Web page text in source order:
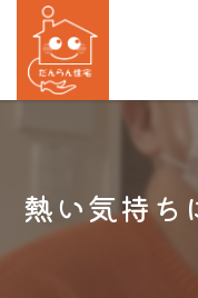
熱い気持ち